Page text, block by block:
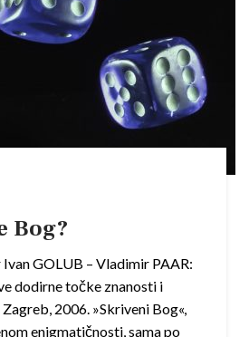
Bog?
GOLUB – Vladimir PAAR:
dodirne točke znanosti i
2006. »Skriveni Bog«,
enigmatičnosti, sama po